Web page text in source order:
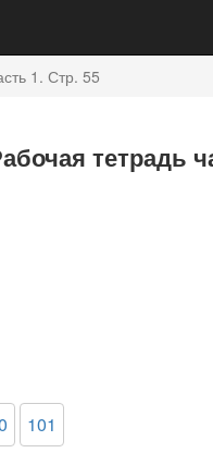
1. Стр. 55
тетрадь
101